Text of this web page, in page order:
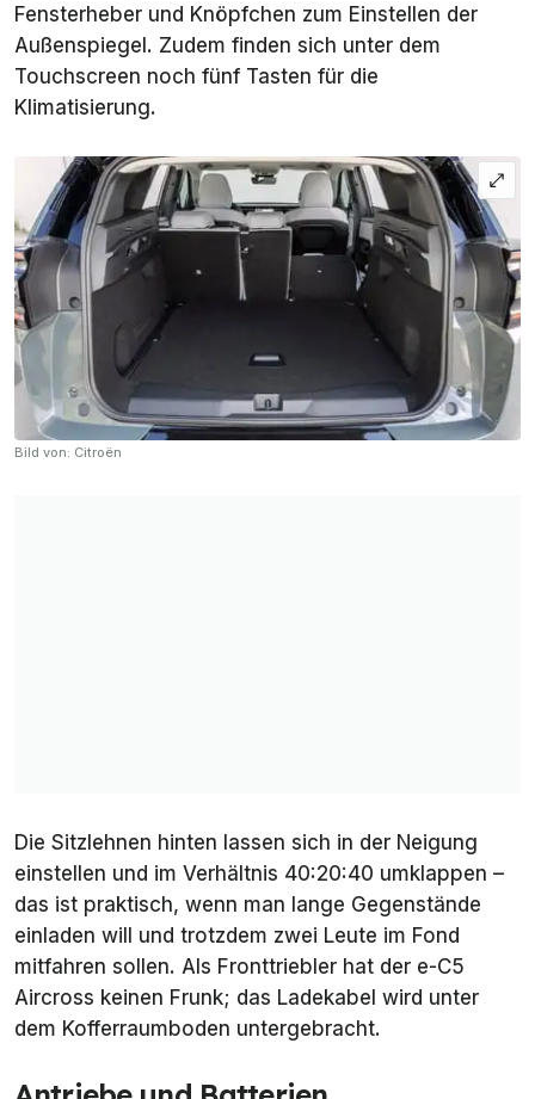
Fensterheber und Knöpfchen zum Einstellen der
Außenspiegel. Zudem finden sich unter dem
Touchscreen noch fünf Tasten für die
Klimatisierung.
Bild von: Citroën
Die Sitzlehnen hinten lassen sich in der Neigung
einstellen und im Verhältnis 40:20:40 umklappen –
das ist praktisch, wenn man lange Gegenstände
einladen will und trotzdem zwei Leute im Fond
mitfahren sollen. Als Fronttriebler hat der e-C5
Aircross keinen Frunk; das Ladekabel wird unter
dem Kofferraumboden untergebracht.